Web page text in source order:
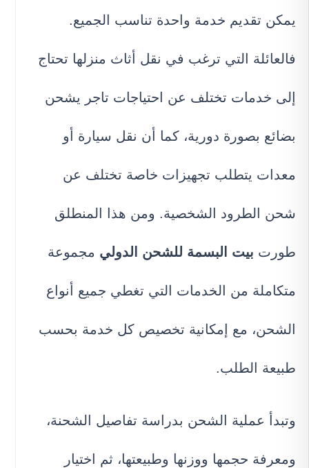
يمكن تقديم خدمة واحدة تناسب الجميع.
فالعائلة التي ترغب في نقل أثاث منزلها تحتاج
إلى خدمات تختلف عن احتياجات تاجر يشحن
بضائع بصورة دورية، كما أن نقل سيارة أو
معدات يتطلب تجهيزات خاصة تختلف عن
شحن الطرود الشخصية. ومن هذا المنطلق
طورت بيت البسمة للشحن الدولي مجموعة
متكاملة من الخدمات التي تغطي جميع أنواع
الشحن، مع إمكانية تخصيص كل خدمة بحسب
طبيعة الطلب.
وتبدأ عملية الشحن بدراسة تفاصيل الشحنة،
ومعرفة حجمها ووزنها وطبيعتها، ثم اختيار